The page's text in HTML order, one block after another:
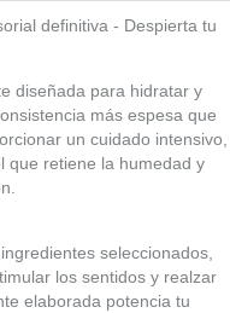
definitiva - Despierta tu
diseñada para hidratar y
más espesa que
un cuidado intensivo,
que retiene la humedad y
seleccionados,
los sentidos y realzar
elaborada potencia tu